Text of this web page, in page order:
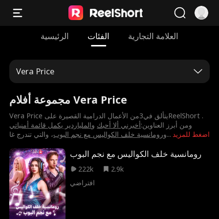
الرئيسية الفئات العلامة التجارية
Vera Price
مجموعة أفلام Vera Price
اضغط للمزيد
⁨Vera Price⁩ يتألق في3من الأعمال الدرامية القصيرة علىReelShort .
ومن أبرز العناوين:⁨أخبرني ألا أحبك⁩ و⁨الملياردير يكمل قائمة أمنياتي⁩
و⁨رومانسية خلف الكواليس مع نجم البوب⁩، والتي تندرج غا ...
رومانسية خلف الكواليس مع نجم البوب
222k
2.9k
افتراضي